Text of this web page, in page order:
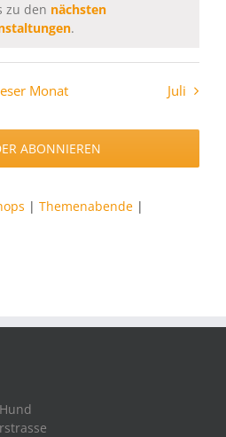
zu den nächsten
.
Monat Juli
ABONNIEREN
| Themenabende |